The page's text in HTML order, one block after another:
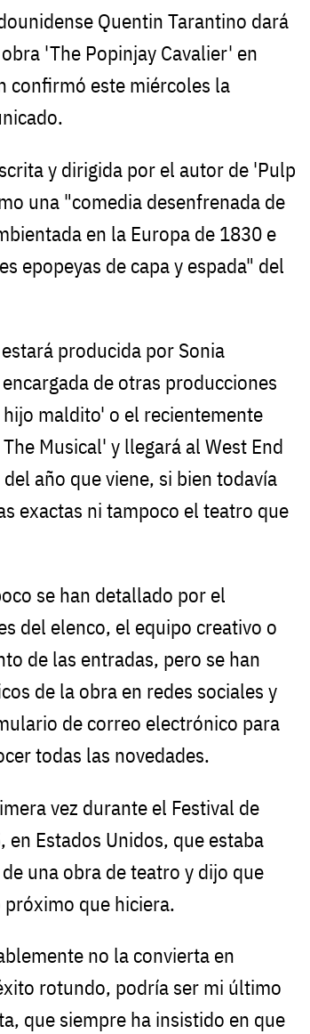
Quentin Tarantino dará
'The Popinjay Cavalier' en
confirmó este miércoles la
y dirigida por el autor de 'Pulp
una "comedia desenfrenada de
en la Europa de 1830 e
epopeyas de capa y espada" del
producida por Sonia
de otras producciones
maldito' o el recientemente
Musical' y llegará al West End
año que viene, si bien todavía
exactas ni tampoco el teatro que
se han detallado por el
del elenco, el equipo creativo o
de las entradas, pero se han
de la obra en redes sociales y
de correo electrónico para
todas las novedades.
vez durante el Festival de
en Estados Unidos, que estaba
una obra de teatro y dijo que
que hiciera.
no la convierta en
rotundo, podría ser mi último
que siempre ha insistido en que